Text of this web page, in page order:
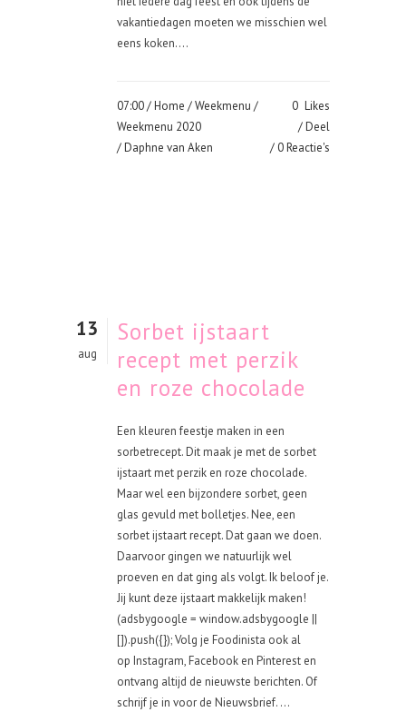
vakantiedagen moeten we misschien wel
eens koken....
07:00 /Home /Weekmenu /
Weekmenu 2020
/ Daphne van Aken
0 Likes
Deel
0 Reactie's
13
aug
Sorbet ijstaart
recept met perzik
en roze chocolade
Een kleuren feestje maken in een
sorbetrecept. Dit maak je met de sorbet
ijstaart met perzik en roze chocolade.
Maar wel een bijzondere sorbet, geen
glas gevuld met bolletjes. Nee, een
sorbet ijstaart recept. Dat gaan we doen.
Daarvoor gingen we natuurlijk wel
proeven en dat ging als volgt. Ik beloof je.
Jij kunt deze ijstaart makkelijk maken!
(adsbygoogle = window.adsbygoogle ||
[]).push({}); Volg je Foodinista ook al
op Instagram, Facebook en Pinterest en
ontvang altijd de nieuwste berichten. Of
schrijf je in voor de Nieuwsbrief. ...